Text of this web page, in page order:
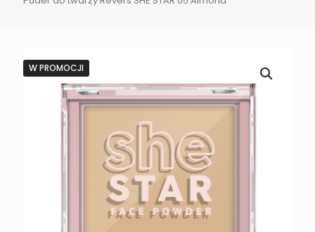
W PROMOCJI